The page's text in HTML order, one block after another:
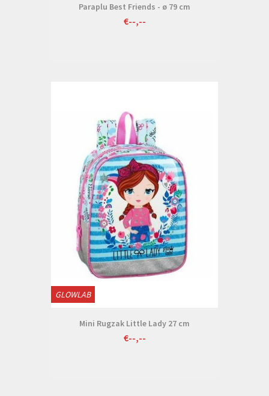
Paraplu Best Friends - ø 79 cm
€--,--
GLOWLAB
Mini Rugzak Little Lady 27 cm
€--,--